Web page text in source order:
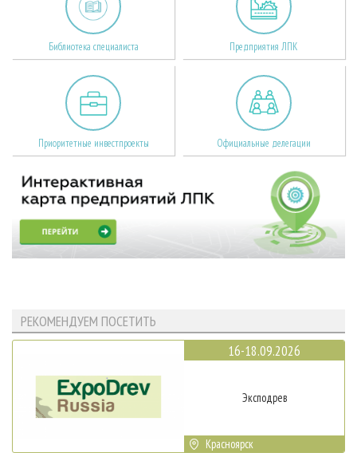
Библиотека специалиста Предприятия ЛПК
Приоритетные инвестпроекты Официальные делегации
РЕКОМЕНДУЕМ ПОСЕТИТЬ
16-18.09.2026
Эксподрев
Красноярск